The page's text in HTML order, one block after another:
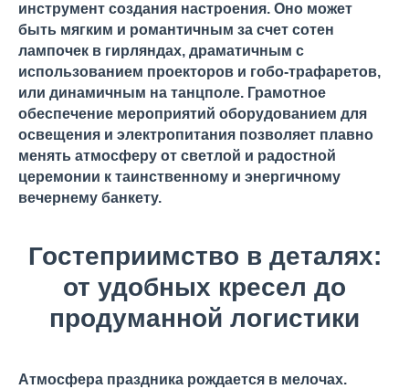
инструмент создания настроения. Оно может
быть мягким и романтичным за счет сотен
лампочек в гирляндах, драматичным с
использованием проекторов и гобо-трафаретов,
или динамичным на танцполе. Грамотное
обеспечение мероприятий оборудованием для
освещения и электропитания позволяет плавно
менять атмосферу от светлой и радостной
церемонии к таинственному и энергичному
вечернему банкету.
Гостеприимство в деталях:
от удобных кресел до
продуманной логистики
Атмосфера праздника рождается в мелочах.